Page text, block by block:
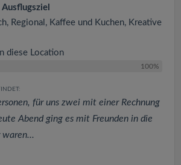
Regional, Kaffee und Kuchen, Kreative
diese Location
100%
für uns zwei mit einer Rechnung
Abend ging es mit Freunden in die